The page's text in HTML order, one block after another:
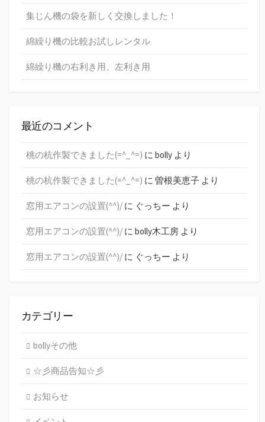
集じん機の袋を新しく交換しました！
綿繰り機の比較お試しレンタル
綿繰り機の右利き用、左利き用
最近のコメント
桃の杭作製できました(=^_^=) に bolly より
桃の杭作製できました(=^_^=) に 曽根美恵子 より
窓用エアコンの設置(^^)/ に ぐっちー より
窓用エアコンの設置(^^)/ に bolly木工房 より
窓用エアコンの設置(^^)/ に ぐっちー より
カテゴリー
bollyその他
☆彡商品告知☆彡
お知らせ